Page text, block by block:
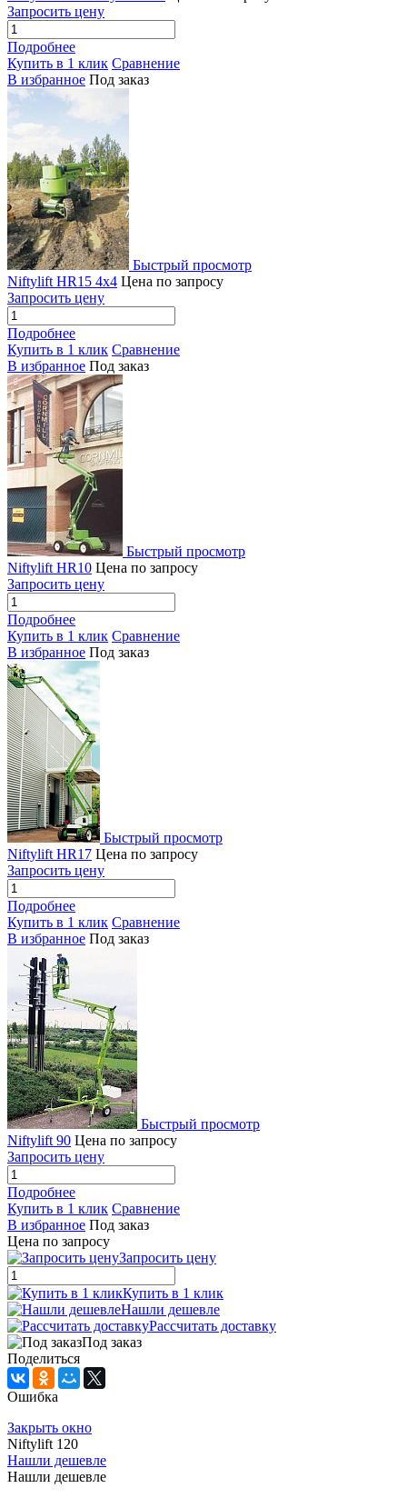
Запросить цену
Подробнее
Купить в 1 клик Сравнение
В избранное Под заказ
Быстрый просмотр
Niftylift HR15 4x4 Цена по запросу
Запросить цену
Подробнее
Купить в 1 клик Сравнение
В избранное Под заказ
Быстрый просмотр
Niftylift HR10 Цена по запросу
Запросить цену
Подробнее
Купить в 1 клик Сравнение
В избранное Под заказ
Быстрый просмотр
Niftylift HR17 Цена по запросу
Запросить цену
Подробнее
Купить в 1 клик Сравнение
В избранное Под заказ
Быстрый просмотр
Niftylift 90 Цена по запросу
Запросить цену
Подробнее
Купить в 1 клик Сравнение
В избранное Под заказ
Цена по запросу
Запросить цену
Купить в 1 клик
Нашли дешевле
Рассчитать доставку
Под заказ
Поделиться
Ошибка
Закрыть окно
Niftylift 120
Нашли дешевле
Нашли дешевле